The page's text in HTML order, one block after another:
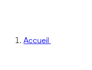
Accueil